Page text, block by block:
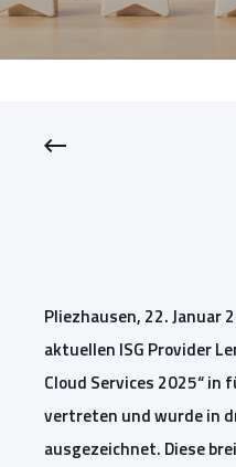
Pliezhausen, 22. Januar
aktuellen ISG Provider
Cloud Services 2025“
vertreten und wurde in
ausgezeichnet. Diese